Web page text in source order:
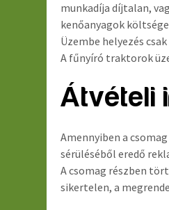
munkadíja díjtalan,
kenőanyagok
Üzembe helyezés
A fűnyíró traktorok
Átvételi
Amennyiben a
sérüléséből eredő
A csomag részben
sikertelen, a